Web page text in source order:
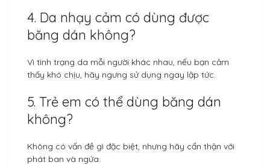
4. Da nhạy cảm có dùng được
băng dán không?
Vì tình trạng da mỗi người khác nhau, nếu bạn cảm
thấy khó chịu, hãy ngưng sử dụng ngay lập tức.
5. Trẻ em có thể dùng băng dán
không?
Không có vấn đề gì đặc biệt, nhưng hãy cẩn thận với
phát ban và ngứa.